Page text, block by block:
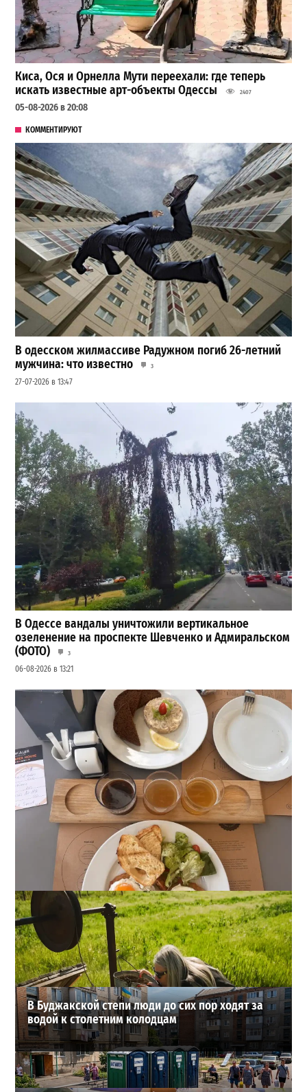
Киса, Ося и Орнелла Мути переехали: где теперь
искать известные арт-объекты Одессы
2407
05-08-2026 в 20:08
КОММЕНТИРУЮТ
В одесском жилмассиве Радужном погиб 26-летний
мужчина: что известно
3
27-07-2026 в 13:47
В Одессе вандалы уничтожили вертикальное
озеленение на проспекте Шевченко и Адмиральском
(ФОТО)
3
06-08-2026 в 13:21
22 сорта пива, мидии и вид на море: сколько стоит
отдых в пабе на «Ланжероне»
2
01-08-2026 в 19:02
ВИБОР РЕДАКЦИИ
В Буджакской степи люди до сих пор ходят за
водой к столетним колодцам